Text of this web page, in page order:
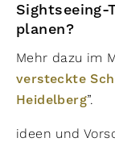
Sightseeing-
planen?
Mehr dazu im
versteckte
Heidelberg”.
ideen und